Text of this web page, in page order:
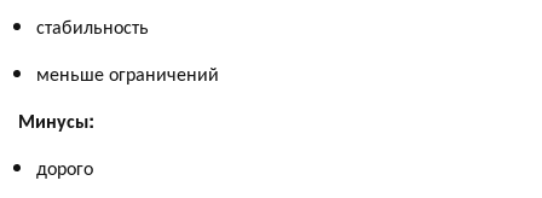
стабильность
меньше ограничений
Минусы:
дорого